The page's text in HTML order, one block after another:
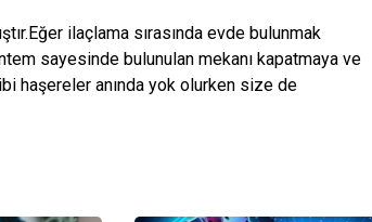
ilaçlama sırasında evde bulunmak
sayesinde bulunulan mekanı kapatmaya ve
haşereler anında yok olurken size de